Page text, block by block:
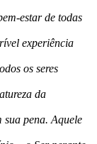
estar de todas
experiência
os seres
da
sua pena. Aquele